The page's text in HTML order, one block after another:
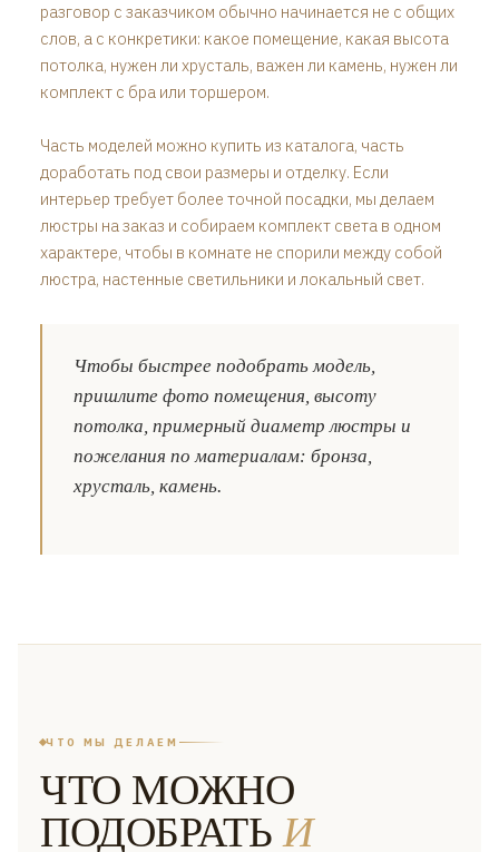
разговор с заказчиком обычно начинается не с общих
слов, а с конкретики: какое помещение, какая высота
потолка, нужен ли хрусталь, важен ли камень, нужен ли
комплект с бра или торшером.
Часть моделей можно купить из каталога, часть
доработать под свои размеры и отделку. Если
интерьер требует более точной посадки, мы делаем
люстры на заказ и собираем комплект света в одном
характере, чтобы в комнате не спорили между собой
люстра, настенные светильники и локальный свет.
Чтобы быстрее подобрать модель,
пришлите фото помещения, высоту
потолка, примерный диаметр люстры и
пожелания по материалам: бронза,
хрусталь, камень.
ЧТО МЫ ДЕЛАЕМ
ЧТО МОЖНО
ПОДОБРАТЬ И